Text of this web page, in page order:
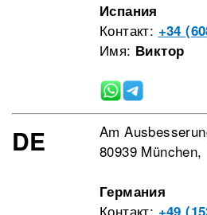
Испания
Контакт: +34
Имя: Виктор
DE
Am
80939 München,
Германия
Контакт: